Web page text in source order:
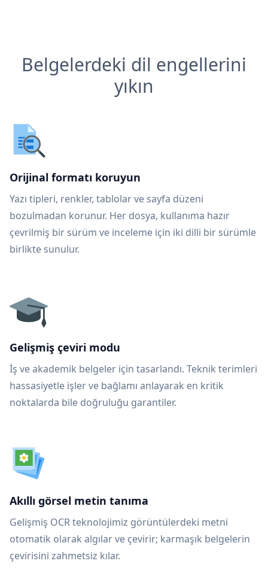
Belgelerdeki dil engellerini
yıkın
Orijinal formatı koruyun
Yazı tipleri, renkler, tablolar ve sayfa düzeni
bozulmadan korunur. Her dosya, kullanıma hazır
çevrilmiş bir sürüm ve inceleme için iki dilli bir sürümle
birlikte sunulur.
Gelişmiş çeviri modu
İş ve akademik belgeler için tasarlandı. Teknik terimleri
hassasiyetle işler ve bağlamı anlayarak en kritik
noktalarda bile doğruluğu garantiler.
Akıllı görsel metin tanıma
Gelişmiş OCR teknolojimiz görüntülerdeki metni
otomatik olarak algılar ve çevirir; karmaşık belgelerin
çevirisini zahmetsiz kılar.